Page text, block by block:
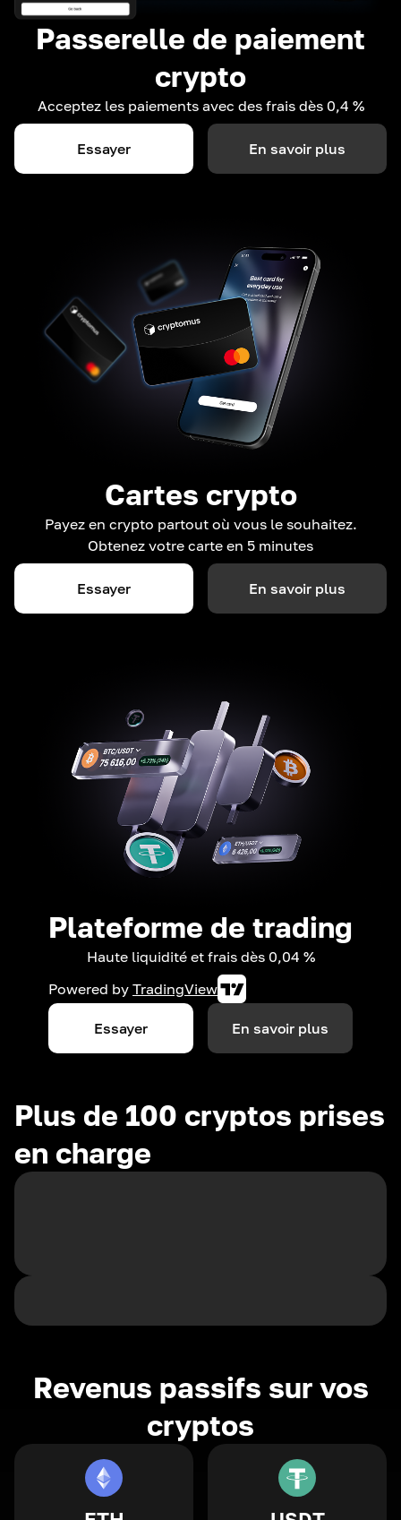
Passerelle de paiement
crypto
Acceptez les paiements avec des frais dès 0,4 %
Essayer En savoir plus
Cartes crypto
Payez en crypto partout où vous le souhaitez.
Obtenez votre carte en 5 minutes
Essayer En savoir plus
Plateforme de trading
Haute liquidité et frais dès 0,04 %
Powered by TradingView
Essayer En savoir plus
Plus de 100 cryptos prises
en charge
Revenus passifs sur vos
cryptos